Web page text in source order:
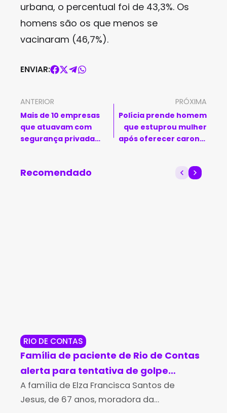
urbana, o percentual foi de 43,3%. Os
homens são os que menos se
vacinaram (46,7%).
ENVIAR:
ANTERIOR
Mais de 10 empresas
que atuavam com
segurança privada
PRÓXIMA
Polícia prende homem
que estuprou mulher
após oferecer carona;
Recomendado
RIO DE CONTAS
Família de paciente de Rio de Contas
alerta para tentativa de golpe
durante campanha para compra de
medicamento de alto custo
A família de Elza Francisca Santos de
Jesus, de 67 anos, moradora da